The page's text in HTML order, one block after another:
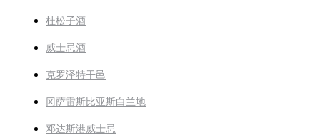
杜松子酒
威士忌酒
克罗泽特干邑
冈萨雷斯比亚斯白兰地
邓达斯港威士忌